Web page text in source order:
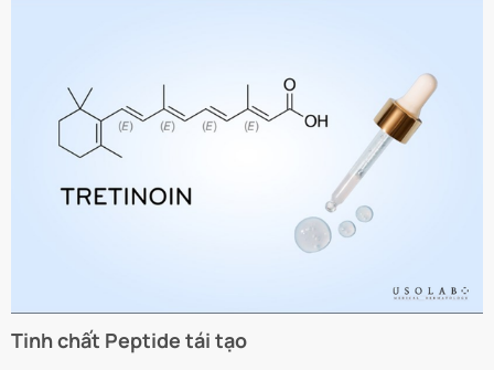
Tinh chất Peptide tái tạo